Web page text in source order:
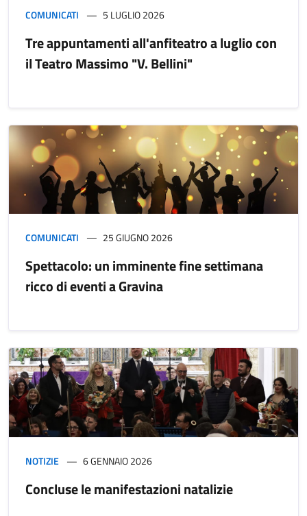
COMUNICATI 5 LUGLIO 2026
Tre appuntamenti all'anfiteatro a luglio con
il Teatro Massimo "V. Bellini"
COMUNICATI 25 GIUGNO 2026
Spettacolo: un imminente fine settimana
ricco di eventi a Gravina
NOTIZIE 6 GENNAIO 2026
Concluse le manifestazioni natalizie